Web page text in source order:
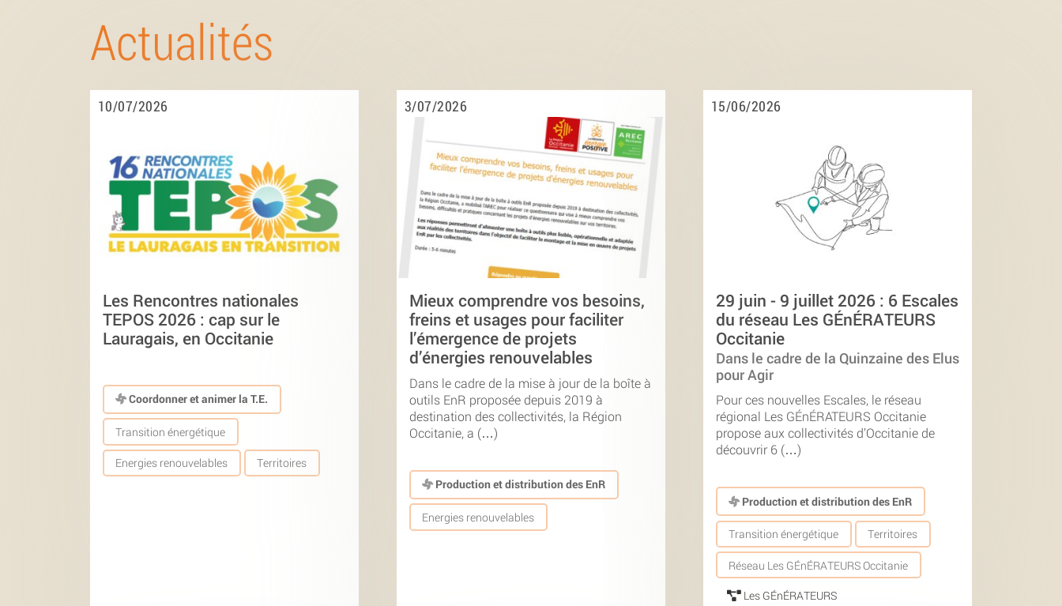
Actualités
10/07/2026
Les Rencontres nationales
TEPOS 2026 : cap sur le
Lauragais, en Occitanie
Coordonner et animer la T.E.
Transition énergétique
Energies renouvelables Territoires
3/07/2026
Mieux comprendre vos besoins,
freins et usages pour faciliter
l’émergence de projets
d’énergies renouvelables
Dans le cadre de la mise à jour de la boîte à
outils EnR proposée depuis 2019 à
destination des collectivités, la Région
Occitanie, a (…)
Production et distribution des EnR
Energies renouvelables
15/06/2026
29 juin - 9 juillet 2026 : 6 Escales
du réseau Les GÉnÉRATEURS
Occitanie
Dans le cadre de la Quinzaine des Elus
pour Agir
Pour ces nouvelles Escales, le réseau
régional Les GÉnÉRATEURS Occitanie
propose aux collectivités d’Occitanie de
découvrir 6 (…)
Production et distribution des EnR
Transition énergétique Territoires
Réseau Les GÉnÉRATEURS Occitanie
Les GÉnÉRATEURS